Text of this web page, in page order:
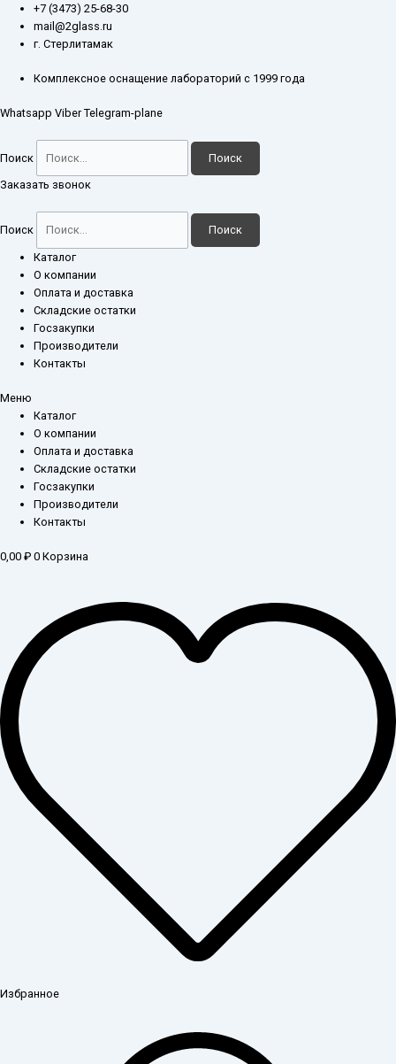
Перейти
содержимому
+7 (3473) 25-68-30
mail@2glass.ru
г. Стерлитамак
Комплексное оснащение лабораторий с 1999 года
Whatsapp Viber Telegram-plane
Поиск Поиск
Заказать звонок
Поиск Поиск
Каталог
О компании
Оплата и доставка
Складские остатки
Госзакупки
Производители
Контакты
Меню
Каталог
О компании
Оплата и доставка
Складские остатки
Госзакупки
Производители
Контакты
0,00 ₽ 0 Корзина
Избранное
Количество
товара
Колба
250-